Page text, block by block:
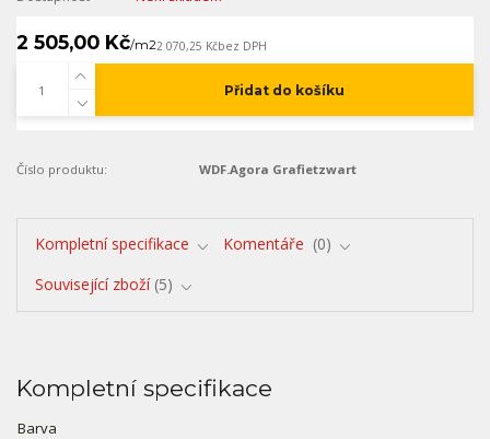
2 505,00 Kč/m22 070,25 Kčbez DPH
Přidat do košíku
Číslo produktu: WDF.Agora Grafietzwart
Kompletní specifikace Komentáře
0
Související zboží 5
Kompletní specifikace
Barva